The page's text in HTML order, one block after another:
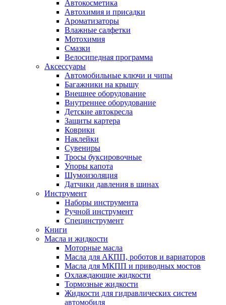
Автокосметика
Автохимия и присадки
Ароматизаторы
Влажные салфетки
Мотохимия
Смазки
Велосипедная программа
Аксессуары
Автомобильные ключи и чипы
Багажники на крышу
Внешнее оборудование
Внутреннее оборудование
Детские автокресла
Защиты картера
Коврики
Наклейки
Сувениры
Тросы буксировочные
Упоры капота
Шумоизоляция
Датчики давления в шинах
Инструмент
Наборы инструмента
Ручной инструмент
Специнструмент
Книги
Масла и жидкости
Моторные масла
Масла для АКПП, роботов и вариаторов
Масла для МКПП и приводных мостов
Охлаждающие жидкости
Тормозные жидкости
Жидкости для гидравлических систем
автомобиля